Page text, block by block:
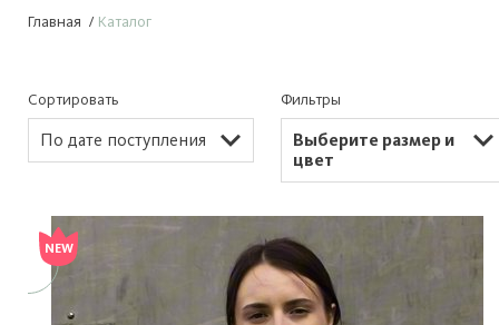
Главная / Каталог
Сортировать
По дате поступления
Фильтры
Выберите размер и
цвет
NEW